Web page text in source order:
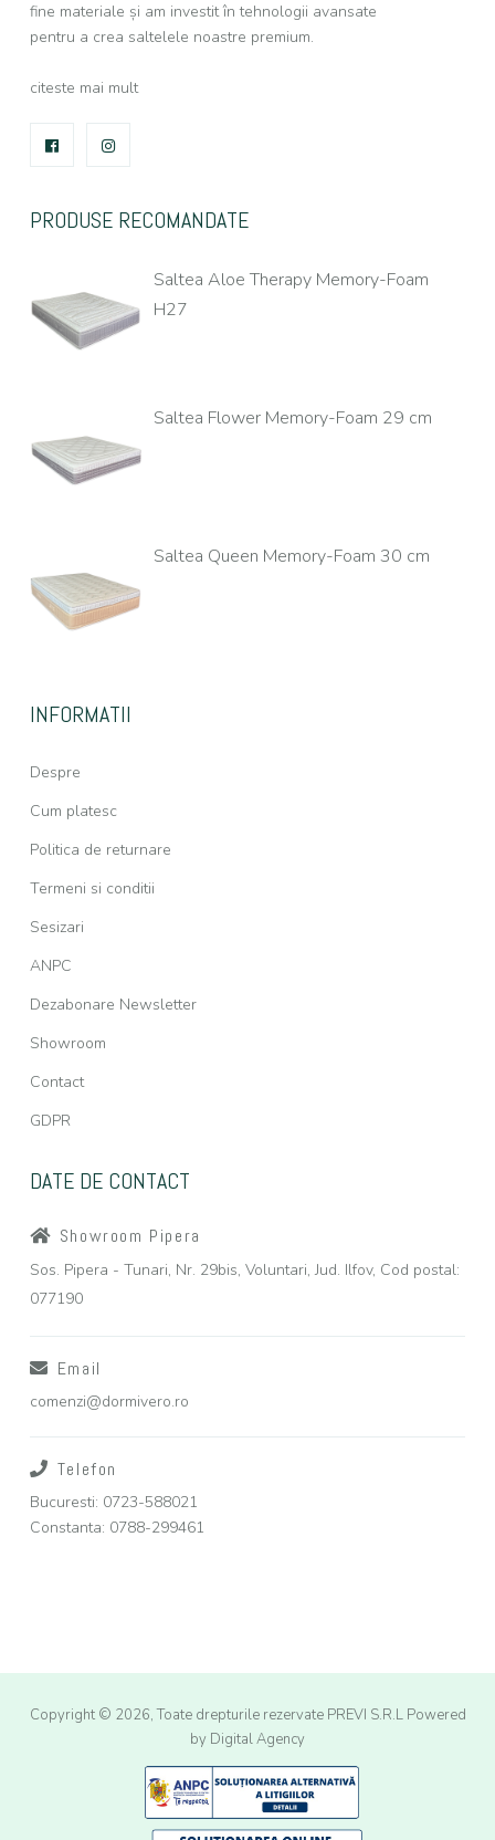
fine materiale și am investit în tehnologii avansate
pentru a crea saltelele noastre premium.
citeste mai mult
FACEBOOK
PRODUSE RECOMANDATE
Saltea Aloe Therapy Memory-Foam
H27
Saltea Flower Memory-Foam 29 cm
Saltea Queen Memory-Foam 30 cm
INFORMATII
Despre
Cum platesc
Politica de returnare
Termeni si conditii
Sesizari
ANPC
Dezabonare Newsletter
Showroom
Contact
GDPR
DATE DE CONTACT
Showroom Pipera
Sos. Pipera - Tunari, Nr. 29bis, Voluntari, Jud. Ilfov, Cod postal:
077190
Email
comenzi@dormivero.ro
Telefon
Bucuresti: 0723-588021
Constanta: 0788-299461
Copyright © 2026, Toate drepturile rezervate PREVI S.R.L Powered
by Digital Agency